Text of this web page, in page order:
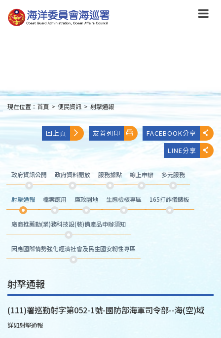
到
主
:::
現在位置： 首頁 > 便民資訊 > 射擊通報
回上頁 友善列印
FACEBOOK分享
LINE分享
政府資訊公開 政府資料開放 服務據點 線上申辦 多元服務
射擊通報 檔案應用 廉政園地 生態檢核專區 165打詐儀錶板
廠商推薦勤(業)務科技設(裝)備產品申辦須知
因應國際情勢強化經濟社會及民生國安韌性專區
射擊通報
(111)署巡勤射字第052-1號-國防部海軍司令部--海(空)域
詳如射擊通報